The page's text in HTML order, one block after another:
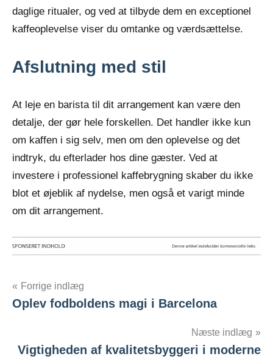
daglige ritualer, og ved at tilbyde dem en exceptionel
kaffeoplevelse viser du omtanke og værdsættelse.
Afslutning med stil
At leje en barista til dit arrangement kan være den
detalje, der gør hele forskellen. Det handler ikke kun
om kaffen i sig selv, men om den oplevelse og det
indtryk, du efterlader hos dine gæster. Ved at
investere i professionel kaffebrygning skaber du ikke
blot et øjeblik af nydelse, men også et varigt minde
om dit arrangement.
Indlægsnavigation
Forrige indlæg
Oplev fodboldens magi i Barcelona
Næste indlæg
Vigtigheden af kvalitetsbyggeri i moderne